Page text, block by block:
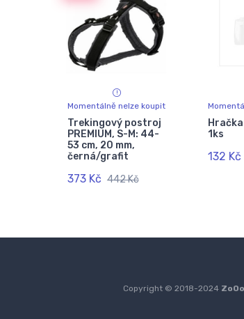
Momentálně nelze koupit
Trekingový postroj
PREMIUM, S-M: 44-
53 cm, 20 mm,
černá/grafit
373 Kč 442 Kč
1ks
132 Kč
Copyright © 2018-2024